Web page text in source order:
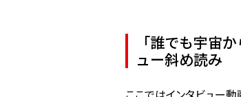
「誰でも宇宙
ュー斜め読み